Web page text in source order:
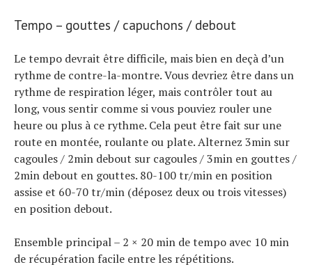
Tempo – gouttes / capuchons / debout
Le tempo devrait être difficile, mais bien en deçà d’un
rythme de contre-la-montre. Vous devriez être dans un
rythme de respiration léger, mais contrôler tout au
long, vous sentir comme si vous pouviez rouler une
heure ou plus à ce rythme. Cela peut être fait sur une
route en montée, roulante ou plate. Alternez 3min sur
cagoules / 2min debout sur cagoules / 3min en gouttes /
2min debout en gouttes. 80-100 tr/min en position
assise et 60-70 tr/min (déposez deux ou trois vitesses)
en position debout.
Ensemble principal – 2 × 20 min de tempo avec 10 min
de récupération facile entre les répétitions.